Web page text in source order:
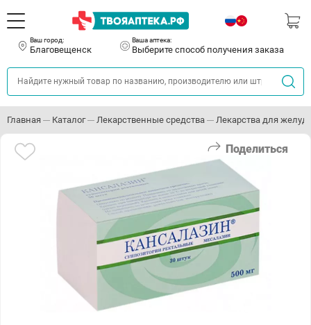
Ваш город:
Благовещенск
Ваша аптека:
Выберите способ получения заказа
Главная Каталог Лекарственные средства Лекарства для
Поделиться